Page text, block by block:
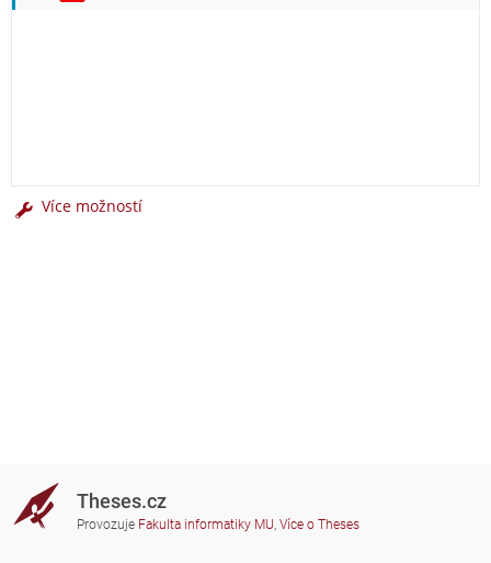
Více možností
Theses.cz
Provozuje Fakulta informatiky MU, Více o Theses